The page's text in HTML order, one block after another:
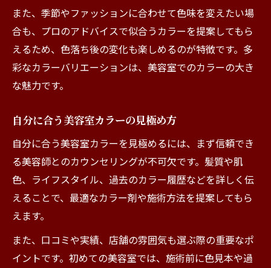
また、季節やファッションに合わせて色味を変えたい場
合も、プロのアドバイスで似合うカラーを提案してもら
えるため、色落ち後の変化も楽しめるのが特徴です。多
彩なカラーバリエーションは、美容室でのカラーの大き
な魅力です。
自分に合う美容室カラーの見極め方
自分に合う美容室カラーを見極めるには、まず信頼でき
る美容師とのカウンセリングが不可欠です。髪質や肌
色、ライフスタイル、過去のカラー履歴などを詳しく伝
えることで、最適なカラー剤や施術方法を提案してもら
えます。
また、口コミや実績、店舗の雰囲気も選ぶ際の重要なポ
イントです。初めての美容室では、施術前に色見本や過